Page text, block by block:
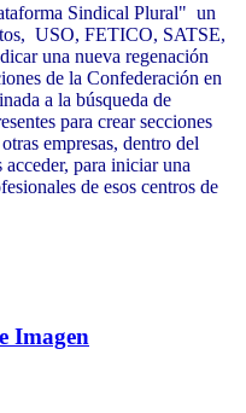
Sindical Plural" un
USO, FETICO, SATSE,
una nueva regenación
de la Confederación en
a la búsqueda de
para crear secciones
empresas, dentro del
para iniciar una
de esos centros de
Imagen